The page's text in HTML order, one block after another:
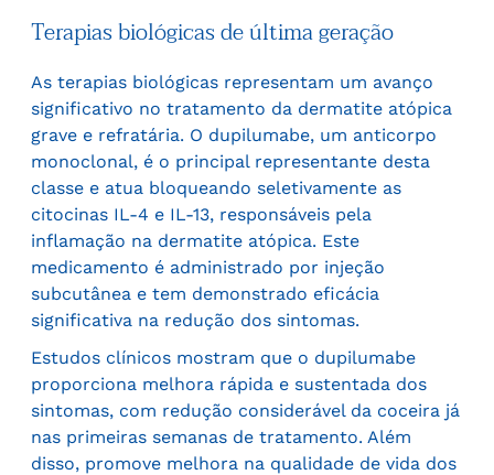
Terapias biológicas de última geração
As terapias biológicas representam um avanço
significativo no tratamento da dermatite atópica
grave e refratária. O dupilumabe, um anticorpo
monoclonal, é o principal representante desta
classe e atua bloqueando seletivamente as
citocinas IL-4 e IL-13, responsáveis pela
inflamação na dermatite atópica. Este
medicamento é administrado por injeção
subcutânea e tem demonstrado eficácia
significativa na redução dos sintomas.
Estudos clínicos mostram que o dupilumabe
proporciona melhora rápida e sustentada dos
sintomas, com redução considerável da coceira já
nas primeiras semanas de tratamento. Além
disso, promove melhora na qualidade de vida dos